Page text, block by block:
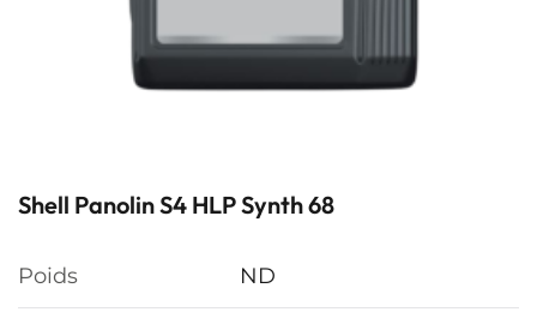
Shell Panolin S4 HLP Synth 68
Poids ND